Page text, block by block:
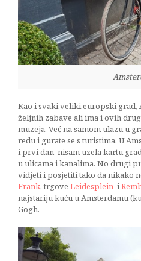
Kao i svaki veliki europski grad,
željnih zabave ali ima i ovih
muzeja. Već na samom ulazu u
redu i gurate se s turistima. U
i prvi dan nisam uzela kartu
u ulicama i kanalima. No drugi
vidjeti i posjetiti tako da nikako
Frank, trgove Leidesplein i
najstariju kuću u Amsterdamu
Gogh.